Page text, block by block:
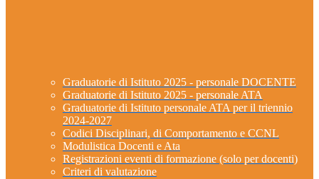
Graduatorie di Istituto 2025 - personale DOCENTE
Graduatorie di Istituto 2025 - personale ATA
Graduatorie di Istituto personale ATA per il triennio
2024-2027
Codici Disciplinari, di Comportamento e CCNL
Modulistica Docenti e Ata
Registrazioni eventi di formazione (solo per docenti)
Criteri di valutazione